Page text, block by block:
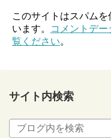
このサイトはスパム
います。
コメントデ
覧ください。
サイト内検索